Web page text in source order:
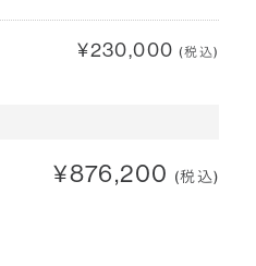
¥230,000 (税込)
¥876,200 (税込)